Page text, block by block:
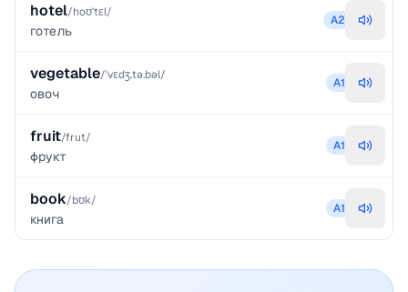
hotel/hoʊˈtɛl/
готель
A2
vegetable/ˈvɛdʒ.tə.bəl/
овоч
A1
fruit/frut/
фрукт
A1
book/bʊk/
книга
A1